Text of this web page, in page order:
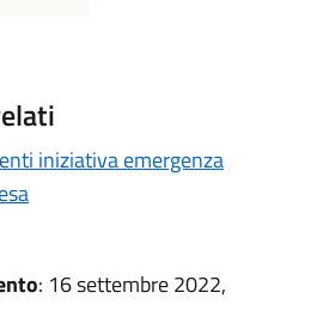
iniziativa emergenza
: 16 settembre 2022,